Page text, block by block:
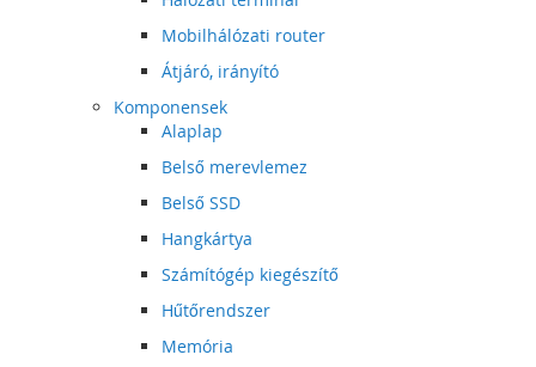
Mobilhálózati router
Átjáró, irányító
Komponensek
Alaplap
Belső merevlemez
Belső SSD
Hangkártya
Számítógép kiegészítő
Hűtőrendszer
Memória